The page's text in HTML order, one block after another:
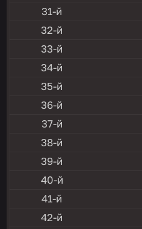
31-й
32-й
33-й
34-й
35-й
36-й
37-й
38-й
39-й
40-й
41-й
42-й